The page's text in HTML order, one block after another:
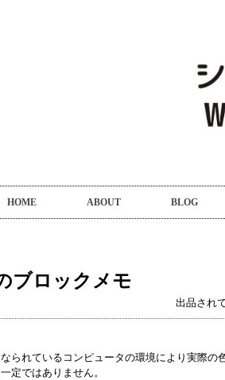
HOME ABOUT BLOG
ロックメモ
出品され
られているコンピュータの環境により実際の
定ではありません。